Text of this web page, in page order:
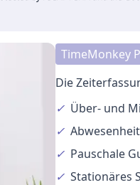
TimeMonkey
Die
✓ Über- und
✓
✓ Pauschale
✓ Stationäres